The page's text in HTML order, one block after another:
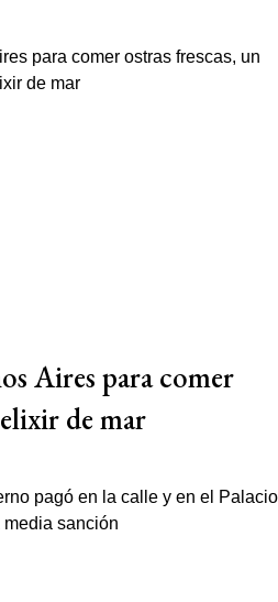
Aires para comer
de mar